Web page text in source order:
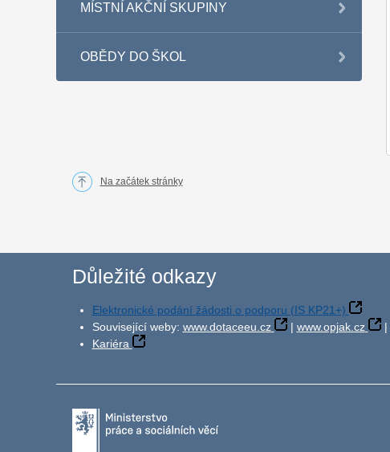
MÍSTNÍ AKČNÍ SKUPINY
OBĚDY DO ŠKOL
Na začátek stránky
Důležité odkazy
Elektronické podání žádosti o podporu (IS KP21+)
Související weby: www.dotaceeu.cz | www.opjak.cz |
Kariéra